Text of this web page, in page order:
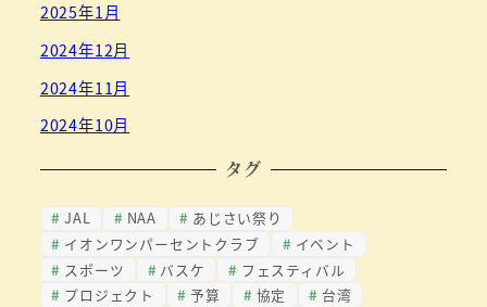
2025年1月
2024年12月
2024年11月
2024年10月
タグ
JAL NAA
あじさい祭り
イオンワンパーセントクラブ
イベント
スポーツ
バスケ
フェスティバル
プロジェクト
予算 協定
台湾